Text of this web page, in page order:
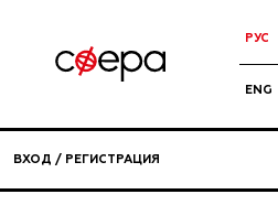
РУС
ENG
ВХОД / РЕГИСТРАЦИЯ